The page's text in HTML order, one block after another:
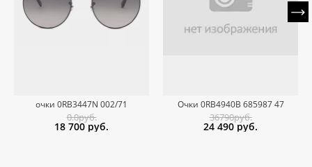
очки 0RB3447N 002/71
0.0руб.
18 700 руб.
Очки 0RB4940B 685987 47
36790руб.
24 490 руб.